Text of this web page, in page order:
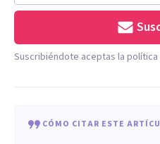
Suscribiéndote aceptas la
CÓMO CITAR ESTE